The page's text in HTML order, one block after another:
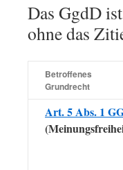
Das GgdD
ohne das
Betroffenes
Grundrecht
Art. 5 Abs. 1